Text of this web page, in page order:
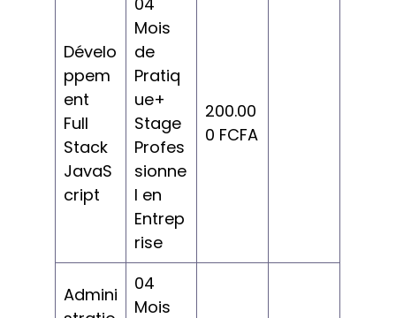
Dévelo
ppem
ent
Full
Stack
JavaS
cript
Mois
de
Pratiq
ue+
Stage
Profes
sionne
l en
Entrep
rise
200.00
0 FCFA
Admini
04
Mois